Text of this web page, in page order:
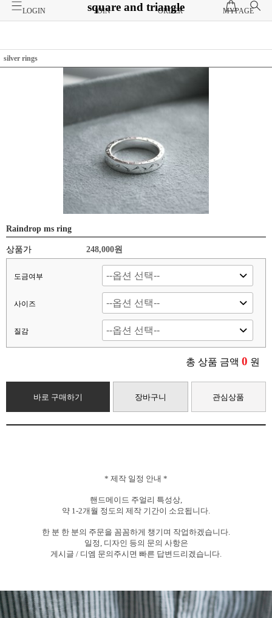
LOGIN JOIN ORDER MYPAGE
square and triangle
silver rings
Raindrop ms ring
상품가 248,000원
도금여부
사이즈
질감
총 상품 금액 0 원
바로 구매하기 장바구니 관심상품
* 제작 일정 안내 *
핸드메이드 주얼리 특성상,
약 1-2개월 정도의 제작 기간이 소요됩니다.
한 분 한 분의 주문을 꼼꼼하게 챙기며 작업하겠습니다.
일정, 디자인 등의 문의 사항은
게시글 / 디엠 문의주시면 빠른 답변드리겠습니다.